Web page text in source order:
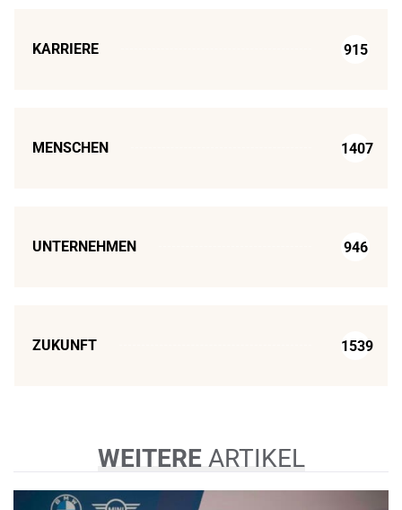
KARRIERE 915
MENSCHEN 1407
UNTERNEHMEN 946
ZUKUNFT 1539
WEITEREARTIKEL